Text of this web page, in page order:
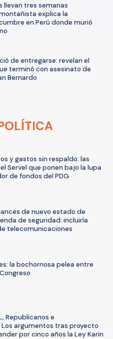
llevan tres semanas
explica la
en Perú donde murió
de entregarse: revelan el
terminó con asesinato de
Bernardo
y gastos sin respaldo: las
Servel que ponen bajo la lupa
de fondos del PDG
de nuevo estado de
de seguridad: incluiría
telecomunicaciones
la bochornosa pelea entre
Republicanos e
argumentos tras proyecto
por cinco años la Ley Karin